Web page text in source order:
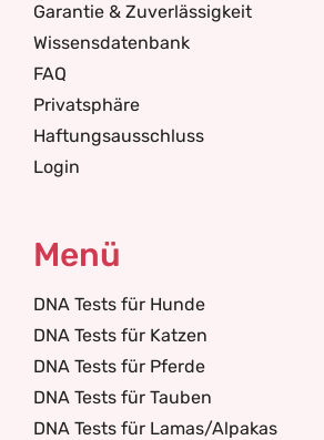
Garantie & Zuverlässigkeit
Wissensdatenbank
FAQ
Privatsphäre
Haftungsausschluss
Login
Menü
DNA Tests für Hunde
DNA Tests für Katzen
DNA Tests für Pferde
DNA Tests für Tauben
DNA Tests für Lamas/Alpakas